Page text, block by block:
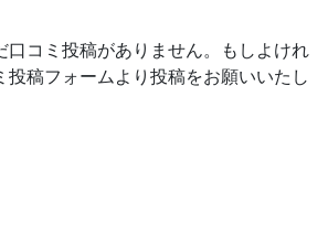
口コミ投稿がありません。もしよけれ
投稿フォームより投稿をお願いいたし